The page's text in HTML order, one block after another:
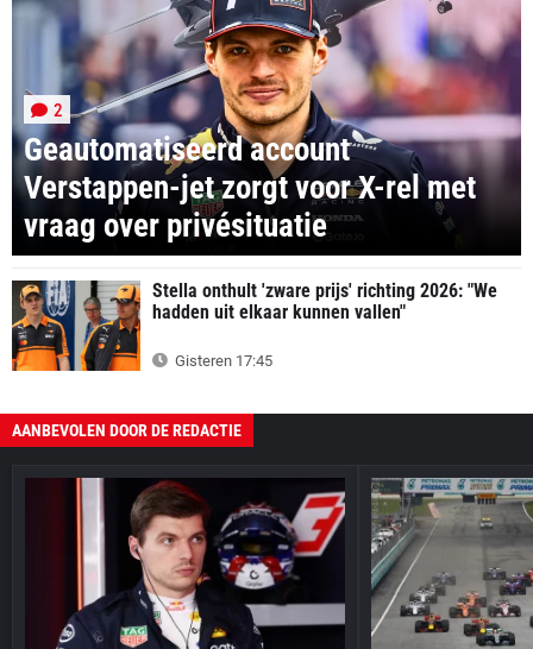
Geautomatiseerd account
Verstappen-jet zorgt voor X-rel met
vraag over privésituatie
2
Stella onthult 'zware prijs' richting 2026: "We
hadden uit elkaar kunnen vallen"
Gisteren 17:45
AANBEVOLEN DOOR DE REDACTIE